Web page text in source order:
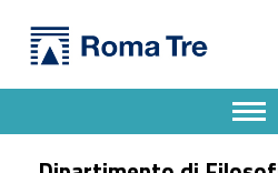
Dipartimento di Filosofia, Comunicazione e Spettacolo
Apri il
Header info sidebar